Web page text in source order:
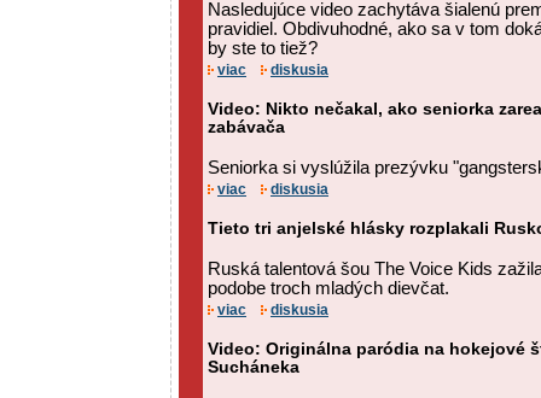
Nasledujúce video zachytáva šialenú
pravidiel. Obdivuhodné, ako sa v tom
by ste to tiež?
viac diskusia
Video: Nikto nečakal, ako seniorka
zabávača
Seniorka si vyslúžila prezývku
viac diskusia
Tieto tri anjelské hlásky rozplakali
Ruská talentová šou The Voice Kids
podobe troch mladých dievčat.
viac diskusia
Video: Originálna paródia na hokejové
Sucháneka